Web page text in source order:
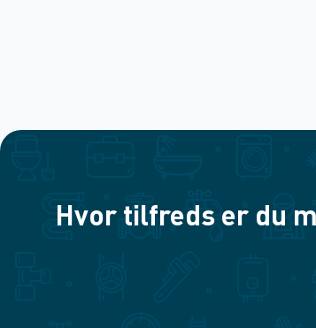
Hvor tilfreds er du